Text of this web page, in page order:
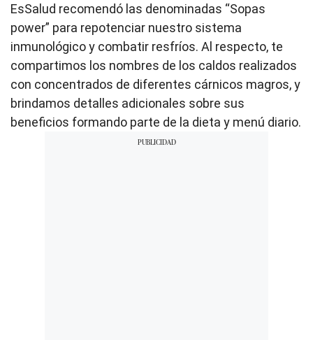
EsSalud recomendó las denominadas “Sopas
power” para repotenciar nuestro sistema
inmunológico y combatir resfríos. Al respecto, te
compartimos los nombres de los caldos realizados
con concentrados de diferentes cárnicos magros, y
brindamos detalles adicionales sobre sus
beneficios formando parte de la dieta y menú diario.